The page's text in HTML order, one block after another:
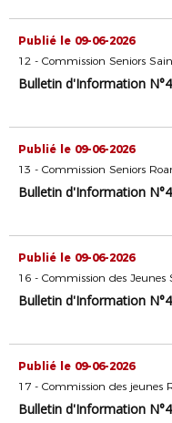
Publié le 09-06-2026
12 - Commission Seniors
Bulletin d'Information
Publié le 09-06-2026
13 - Commission Seniors
Bulletin d'Information
Publié le 09-06-2026
16 - Commission des Jeunes
Bulletin d'Information
Publié le 09-06-2026
17 - Commission des jeunes
Bulletin d'Information